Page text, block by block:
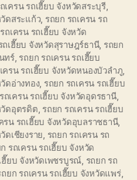
เครน รถเฮี๊ยบ จังหวัดสระบุรี,
ดสระแก้ว, รถยก รถเครน รถ
ถเครน รถเฮี๊ยบ จังหวัด
ถเฮี๊ยบ จังหวัดสุราษฎร์ธานี, รถยก
ทร์, รถยก รถเครน รถเฮี๊ยบ
ครน รถเฮี๊ยบ จังหวัดหนองบัวลำภู,
ดอ่างทอง, รถยก รถเครน รถเฮี๊ยบ
ถเครน รถเฮี๊ยบ จังหวัดอุดรธานี,
วัดอุตรดิต, รถยก รถเครน รถเฮี๊ยบ
รน รถเฮี๊ยบ จังหวัดอุบลราชธานี,
ดเชียงราย, รถยก รถเครน รถ
รถเครน รถเฮี๊ยบ จังหวัด
ฮี๊ยบ จังหวัดเพชรบูรณ์, รถยก รถ
ถยก รถเครน รถเฮี๊ยบ จังหวัดแพร่,